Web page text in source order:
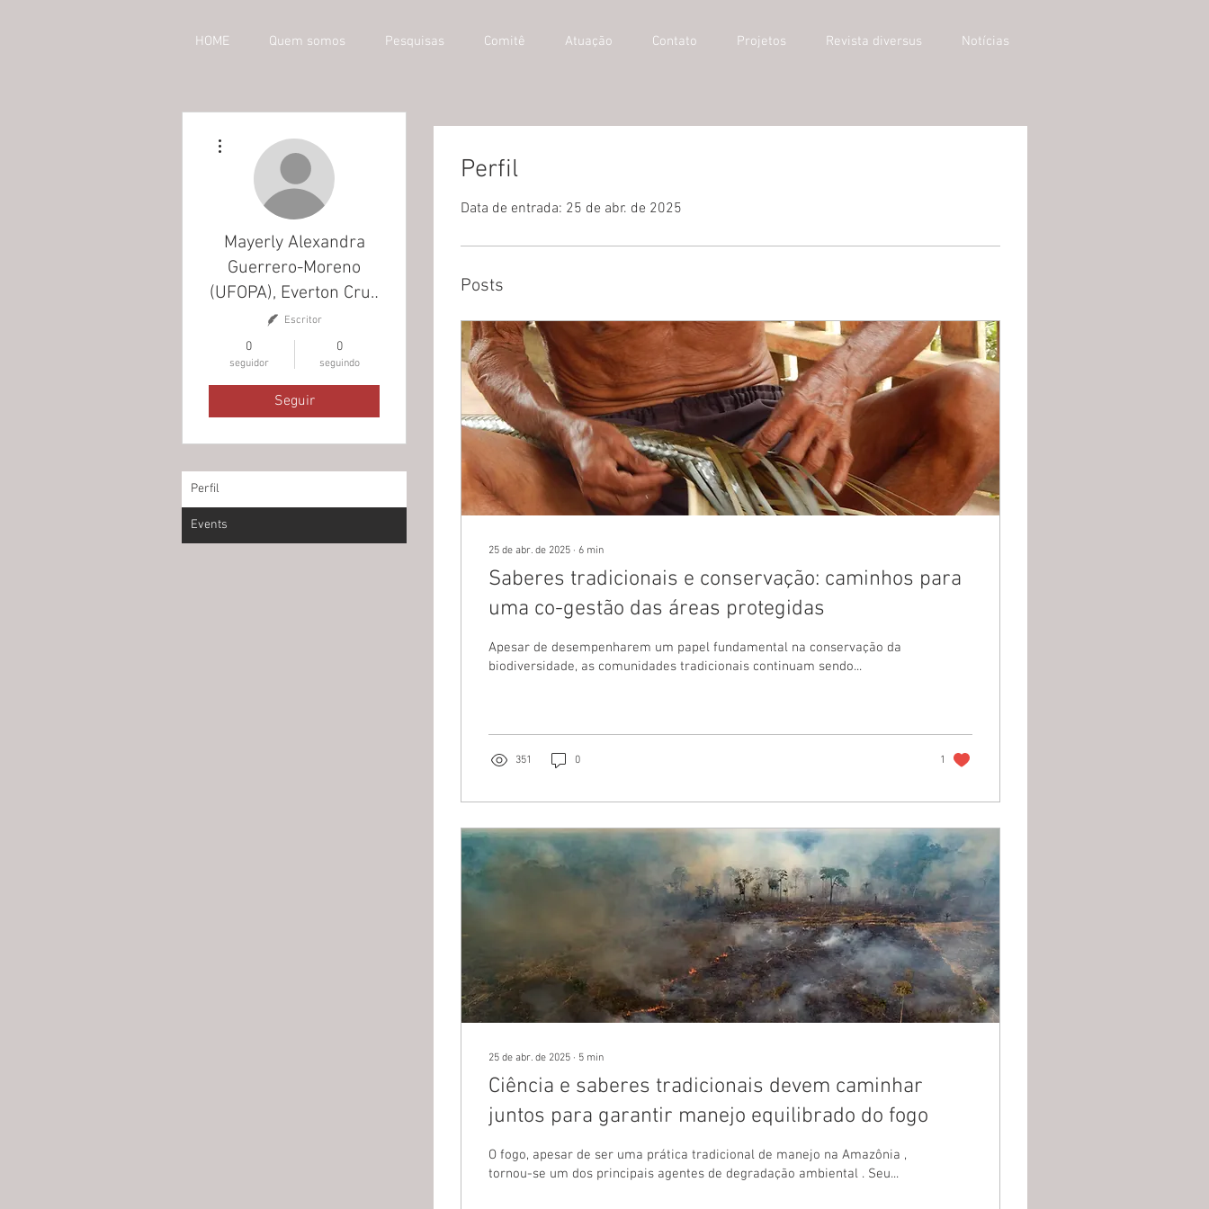
HOME Quem somos Pesquisas Comitê Atuação Contato Projetos Revista diversus Notícias
Perfil
Data de entrada: 25 de abr. de 2025
Posts
25 de abr. de 2025 ∙ 6 min
Saberes tradicionais e conservação: caminhos para
uma co-gestão das áreas protegidas
Apesar de desempenharem um papel fundamental na conservação da
biodiversidade, as comunidades tradicionais continuam sendo...
351 0 1
25 de abr. de 2025 ∙ 5 min
Ciência e saberes tradicionais devem caminhar
juntos para garantir manejo equilibrado do fogo
O fogo, apesar de ser uma prática tradicional de manejo na Amazônia ,
tornou-se um dos principais agentes de degradação ambiental . Seu...
Mayerly Alexandra
Guerrero-Moreno
(UFOPA), Everton Cruz
da Silva (UFPA),
Leandro Juen (UFPA)
e José Max Barbosa
Oliveira-Junior
(UFOPA)
Escritor
0
seguidor
0
seguindo
Seguir
Perfil
Events